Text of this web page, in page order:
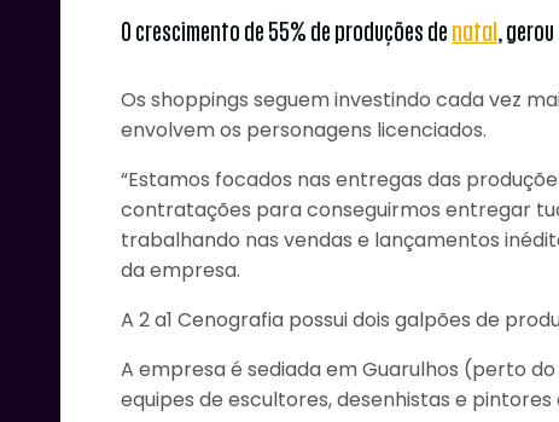
O crescimento de 55% de produções de natal,
Os shoppings seguem investindo cada vez
envolvem os personagens licenciados.
“Estamos focados nas entregas das
contratações para conseguirmos entregar
trabalhando nas vendas e lançamentos
da empresa.
A 2 a1 Cenografia possui dois galpões de
A empresa é sediada em Guarulhos (perto
equipes de escultores, desenhistas e